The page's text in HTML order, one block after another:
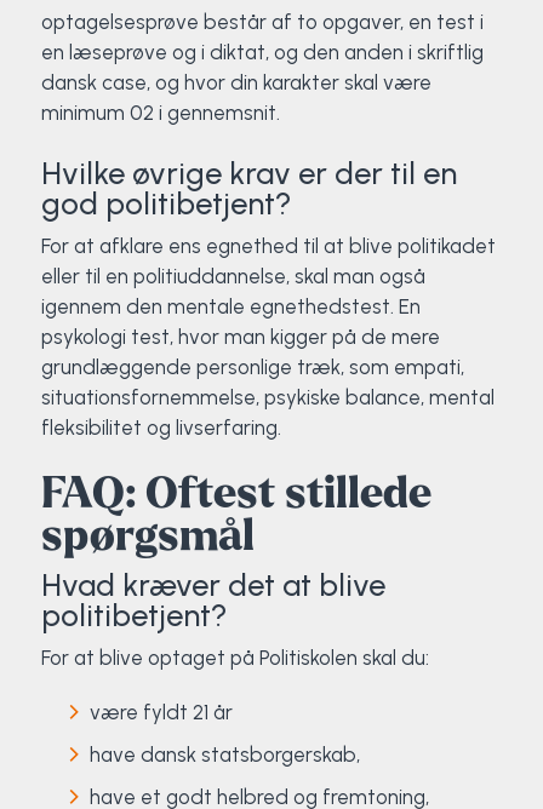
optagelsesprøve består af to opgaver, en test i
en læseprøve og i diktat, og den anden i skriftlig
dansk case, og hvor din karakter skal være
minimum 02 i gennemsnit.
Hvilke øvrige krav er der til en
god politibetjent?
For at afklare ens egnethed til at blive politikadet
eller til en politiuddannelse, skal man også
igennem den mentale egnethedstest. En
psykologi test, hvor man kigger på de mere
grundlæggende personlige træk, som empati,
situationsfornemmelse, psykiske balance, mental
fleksibilitet og livserfaring.
FAQ: Oftest stillede
spørgsmål
Hvad kræver det at blive
politibetjent?
For at blive optaget på Politiskolen skal du:
være fyldt 21 år
have dansk statsborgerskab,
have et godt helbred og fremtoning,